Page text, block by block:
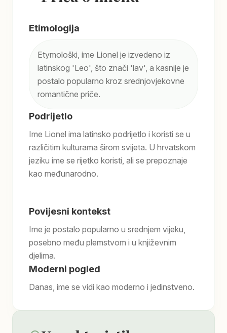
Etimologija
Etymološki, ime Lionel je izvedeno iz
latinskog 'Leo', što znači 'lav', a kasnije je
postalo popularno kroz srednjovjekovne
romantične priče.
Podrijetlo
Ime Lionel ima latinsko podrijetlo i koristi se u
različitim kulturama širom svijeta. U hrvatskom
jeziku ime se rijetko koristi, ali se prepoznaje
kao međunarodno.
Povijesni kontekst
Ime je postalo popularno u srednjem vijeku,
posebno među plemstvom i u književnim
djelima.
Moderni pogled
Danas, ime se vidi kao moderno i jedinstveno.